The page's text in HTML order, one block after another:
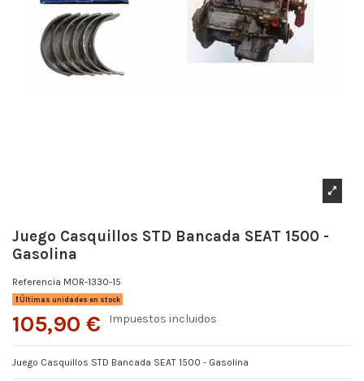
Juego Casquillos STD Bancada SEAT 1500 -
Gasolina
Referencia MOR-1330-15
Últimas unidades en stock
105,90 € Impuestos incluidos
Juego Casquillos STD Bancada SEAT 1500 - Gasolina